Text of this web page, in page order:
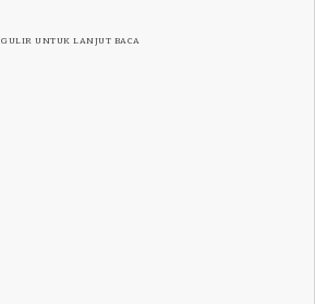
GULIR UNTUK LANJUT BACA